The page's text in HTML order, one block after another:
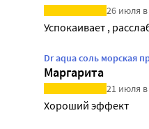
26 июля в
Успокаивает ,
Dr aqua соль морская
Маргарита
21 июля в
Хороший эффект